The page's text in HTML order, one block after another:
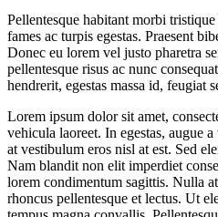
Pellentesque habitant morbi tristique
fames ac turpis egestas. Praesent
Donec eu lorem vel justo pharetra
pellentesque risus ac nunc
hendrerit, egestas massa id, feugiat
Lorem ipsum dolor sit amet,
vehicula laoreet. In egestas, augue
at vestibulum eros nisl at est. Sed
Nam blandit non elit imperdiet
lorem condimentum sagittis. Nulla
rhoncus pellentesque et lectus. Ut